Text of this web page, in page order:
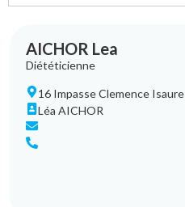
AICHOR Lea
Diététicienne
16 Impasse Clemence Isaure
Léa AICHOR